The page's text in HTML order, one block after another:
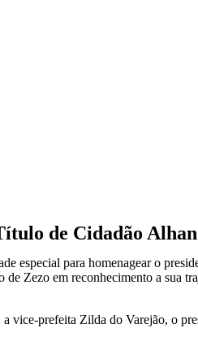
de Cidadão
especial para homenagear o
Zezo em reconhecimento a sua
prefeita Zilda do Varejão, o